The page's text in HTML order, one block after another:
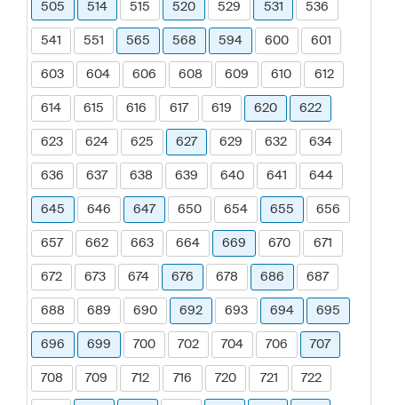
505 514 515 520 529 531 536
541 551 565 568 594 600 601
603 604 606 608 609 610 612
614 615 616 617 619 620 622
623 624 625 627 629 632 634
636 637 638 639 640 641 644
645 646 647 650 654 655 656
657 662 663 664 669 670 671
672 673 674 676 678 686 687
688 689 690 692 693 694 695
696 699 700 702 704 706 707
708 709 712 716 720 721 722